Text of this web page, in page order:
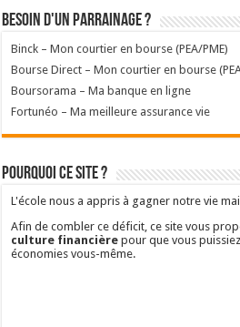
Besoin d'un parrainage ?
Binck – Mon courtier en bourse (PEA/PME)
Bourse Direct – Mon courtier en bourse
Boursorama – Ma banque en ligne
Fortunéo – Ma meilleure assurance vie
Pourquoi ce site ?
L'école nous a appris à gagner notre vie
Afin de combler ce déficit, ce site vous
culture financière pour que vous
économies vous-même.